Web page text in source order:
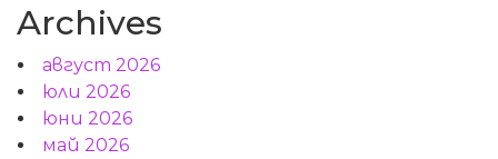
Archives
август 2026
юли 2026
юни 2026
май 2026